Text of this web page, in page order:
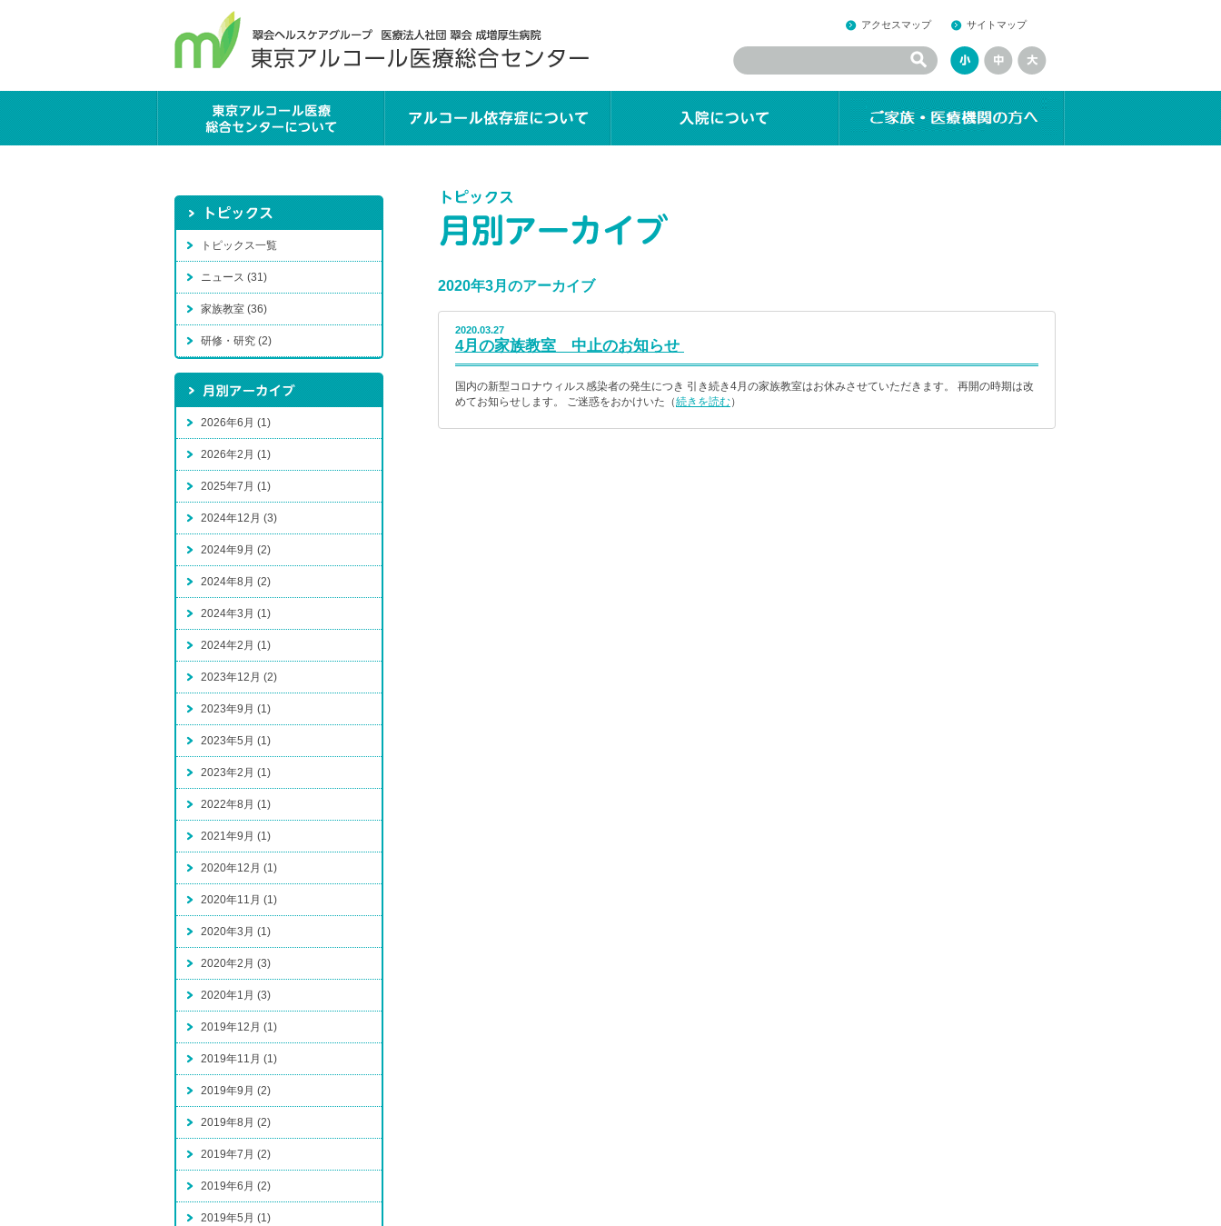
アクセスマップ サイトマップ
2020年3月のアーカイブ
2020.03.27
4月の家族教室 中止のお知らせ
国内の新型コロナウィルス感染者の発生につき 引き続き4月の家族教室はお休みさせていただきます。 再開の時期は改
めてお知らせします。 ご迷惑をおかけいた（続きを読む）
トピックス一覧
ニュース (31)
家族教室 (36)
研修・研究 (2)
2026年6月 (1)
2026年2月 (1)
2025年7月 (1)
2024年12月 (3)
2024年9月 (2)
2024年8月 (2)
2024年3月 (1)
2024年2月 (1)
2023年12月 (2)
2023年9月 (1)
2023年5月 (1)
2023年2月 (1)
2022年8月 (1)
2021年9月 (1)
2020年12月 (1)
2020年11月 (1)
2020年3月 (1)
2020年2月 (3)
2020年1月 (3)
2019年12月 (1)
2019年11月 (1)
2019年9月 (2)
2019年8月 (2)
2019年7月 (2)
2019年6月 (2)
2019年5月 (1)